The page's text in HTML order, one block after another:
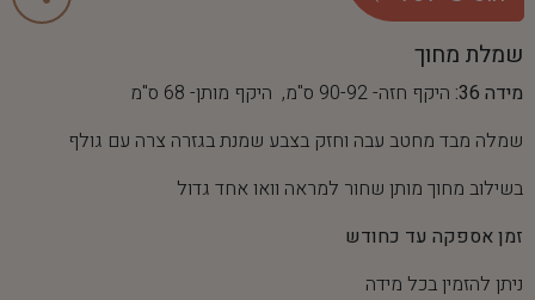
שמלת מחוך
מידה 36:
היקף חזה- 90-92 ס"מ, היקף מותן- 68 ס"מ
שמלה מבד מחטב עבה וחזק בצבע שמנת בגזרה צרה עם גולף
בשילוב מחוך מותן שחור למראה וואו אחד גדול
זמן אספקה עד כחודש
ניתן להזמין בכל מידה